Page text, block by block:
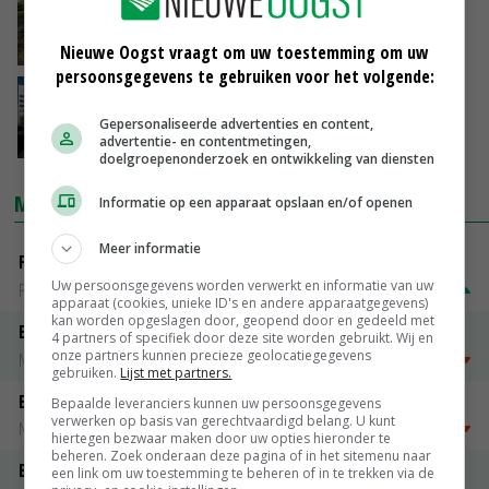
06-06-2018
01-06-2018
MARKTPRIJZEN
Fritesgeschikt NL Du Be
PotatoNL
€ 15,00~ € 23,00
Emmeloord Tarwe
Noteringen
€ 205,00
Emmeloord Schaaltjespeen
Noteringen
€ 5,00~
Bintje A 28/35
Nieuwe Oogst vraagt om uw toestemming om uw
persoonsgegevens te gebruiken voor het volgende:
Gepersonaliseerde advertenties en content,
advertentie- en contentmetingen,
doelgroepenonderzoek en ontwikkeling van diensten
Informatie op een apparaat opslaan en/of openen
Meer informatie
Uw persoonsgegevens worden verwerkt en informatie van uw
apparaat (cookies, unieke ID's en andere apparaatgegevens)
kan worden opgeslagen door, geopend door en gedeeld met
4 partners of specifiek door deze site worden gebruikt. Wij en
onze partners kunnen precieze geolocatiegegevens
gebruiken. Lijst met partners.
Bepaalde leveranciers kunnen uw persoonsgegevens
verwerken op basis van gerechtvaardigd belang. U kunt
hiertegen bezwaar maken door uw opties hieronder te
beheren. Zoek onderaan deze pagina of in het sitemenu naar
een link om uw toestemming te beheren of in te trekken via de